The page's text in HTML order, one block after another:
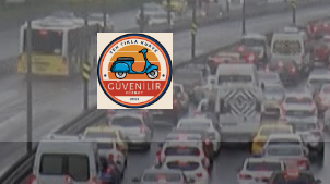
İçeriğe
geç